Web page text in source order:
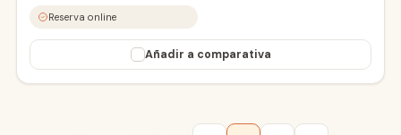
Reserva online
Añadir a comparativa